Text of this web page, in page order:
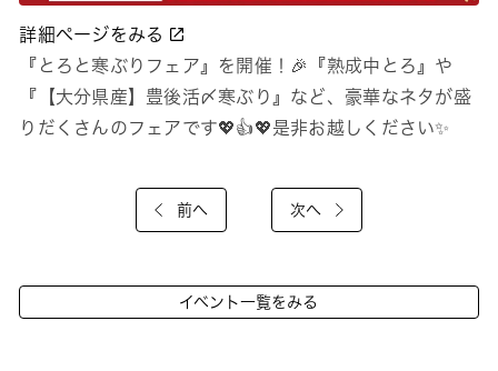
詳細ページをみる
『とろと寒ぶりフェア』を開催！🎉『熟成中とろ』や
『【大分県産】豊後活〆寒ぶり』など、豪華なネタが盛
りだくさんのフェアです💖👍💖是非お越しください✨
前へ 次へ
イベント一覧をみる